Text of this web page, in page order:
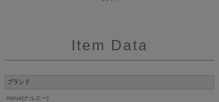
Item Data
ブランド
narue[ナルエー]